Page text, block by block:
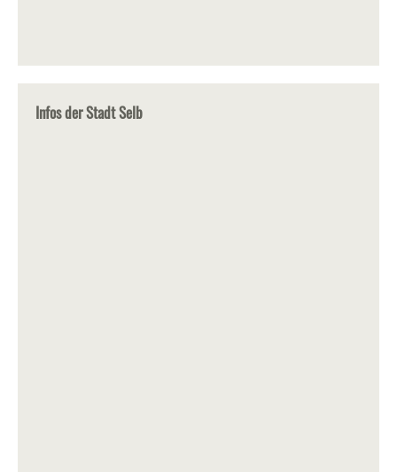
Infos der Stadt Selb